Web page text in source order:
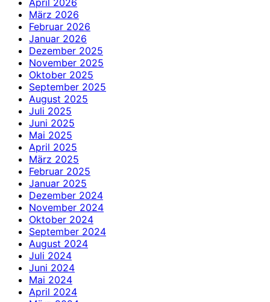
April 2026
März 2026
Februar 2026
Januar 2026
Dezember 2025
November 2025
Oktober 2025
September 2025
August 2025
Juli 2025
Juni 2025
Mai 2025
April 2025
März 2025
Februar 2025
Januar 2025
Dezember 2024
November 2024
Oktober 2024
September 2024
August 2024
Juli 2024
Juni 2024
Mai 2024
April 2024